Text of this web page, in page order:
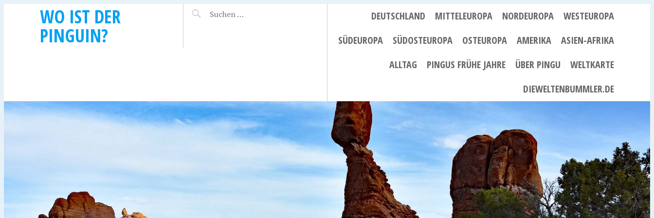
WO IST DER
PINGUIN?
DEUTSCHLAND MITTELEUROPA NORDEUROPA
WESTEUROPA
SÜDEUROPA
SÜDOSTEUROPA OSTEUROPA AMERIKA
ASIEN-AFRIKA
ALLTAG
PINGUS FRÜHE JAHRE ÜBER PINGU
WELTKARTE
DIEWELTENBUMMLER.DE